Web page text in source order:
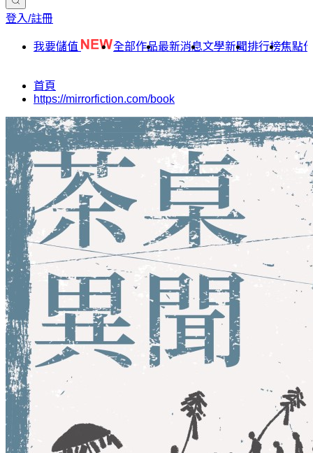
登入/註冊
我要儲值 全部作品最新消息文學新聞排行榜焦點
首頁
https://mirrorfiction.com/book